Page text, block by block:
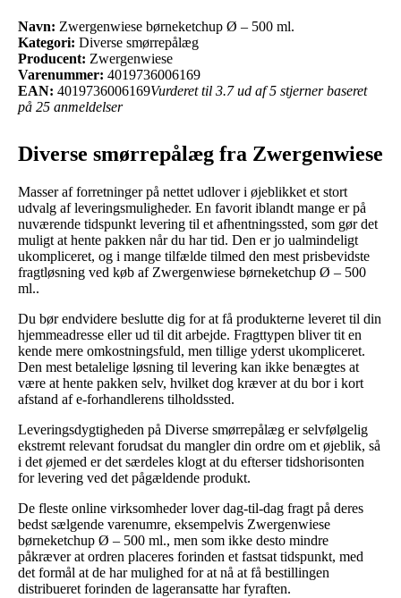
Navn: Zwergenwiese børneketchup Ø – 500 ml.
Kategori: Diverse smørrepålæg
Producent: Zwergenwiese
Varenummer: 4019736006169
EAN: 4019736006169Vurderet til 3.7 ud af 5 stjerner baseret
på 25 anmeldelser
Diverse smørrepålæg fra Zwergenwiese
Masser af forretninger på nettet udlover i øjeblikket et stort
udvalg af leveringsmuligheder. En favorit iblandt mange er på
nuværende tidspunkt levering til et afhentningssted, som gør det
muligt at hente pakken når du har tid. Den er jo ualmindeligt
ukompliceret, og i mange tilfælde tilmed den mest prisbevidste
fragtløsning ved køb af Zwergenwiese børneketchup Ø – 500
ml..
Du bør endvidere beslutte dig for at få produkterne leveret til din
hjemmeadresse eller ud til dit arbejde. Fragttypen bliver tit en
kende mere omkostningsfuld, men tillige yderst ukompliceret.
Den mest betalelige løsning til levering kan ikke benægtes at
være at hente pakken selv, hvilket dog kræver at du bor i kort
afstand af e-forhandlerens tilholdssted.
Leveringsdygtigheden på Diverse smørrepålæg er selvfølgelig
ekstremt relevant forudsat du mangler din ordre om et øjeblik, så
i det øjemed er det særdeles klogt at du efterser tidshorisonten
for levering ved det pågældende produkt.
De fleste online virksomheder lover dag-til-dag fragt på deres
bedst sælgende varenumre, eksempelvis Zwergenwiese
børneketchup Ø – 500 ml., men som ikke desto mindre
påkræver at ordren placeres forinden et fastsat tidspunkt, med
det formål at de har mulighed for at nå at få bestillingen
distribueret forinden de lageransatte har fyraften.